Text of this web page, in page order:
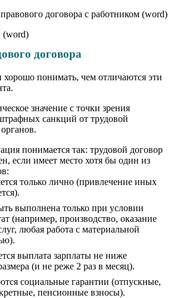
договора с работником (word)
(word)
договора
хорошо понимать, чем отличаются эти
значение с точки зрения
санкций от трудовой
понимается так: трудовой договор
если имеет место хотя бы один из
только лично (привлечение иных
выполнена только при условии
(например, производство, оказание
любая работа с материальной
выплата зарплаты не ниже
(и не реже 2 раз в месяц).
социальные гарантии (отпускные,
пенсионные взносы).